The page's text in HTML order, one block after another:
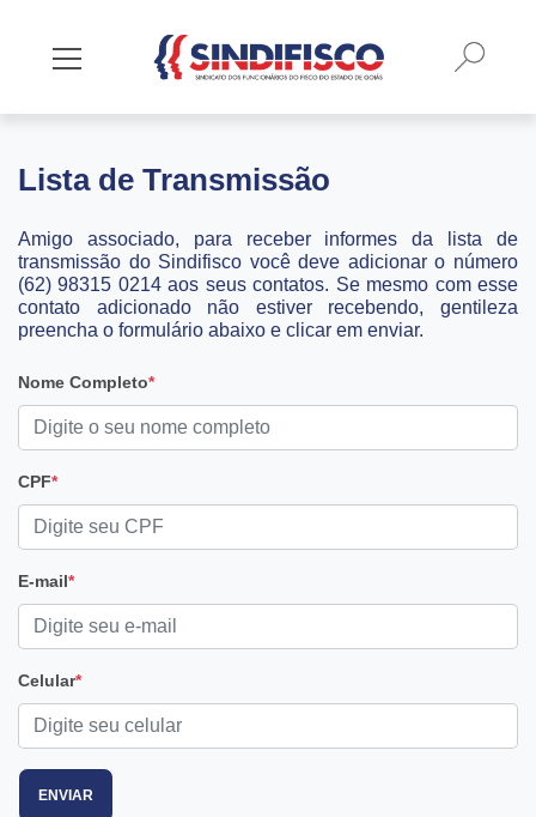
Mostrar/Esconder menu
Lista de Transmissão
Amigo associado, para receber informes da lista de
transmissão do Sindifisco você deve adicionar o número
(62) 98315 0214 aos seus contatos. Se mesmo com esse
contato adicionado não estiver recebendo, gentileza
preencha o formulário abaixo e clicar em enviar.
Nome Completo*
CPF*
E-mail*
Celular*
ENVIAR